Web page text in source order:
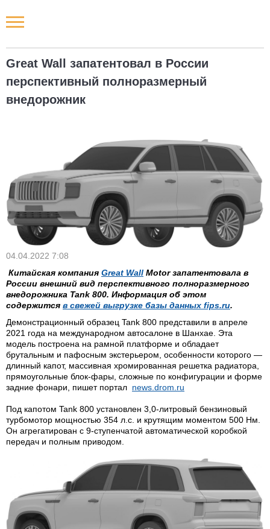
Great Wall запатентовал в России
перспективный полноразмерный
внедорожник
04.04.2022 7:08
Китайская компания Great Wall Motor запатентовала в
России внешний вид перспективного полноразмерного
внедорожника Tank 800. Информация об этом
содержится в свежей выгрузке базы данных fips.ru.
Демонстрационный образец Tank 800 представили в апреле
2021 года на международном автосалоне в Шанхае. Эта
модель построена на рамной платформе и обладает
брутальным и пафосным экстерьером, особенности которого —
длинный капот, массивная хромированная решетка радиатора,
прямоугольные блок-фары, сложные по конфигурации и форме
задние фонари, пишет портал news.drom.ru
Под капотом Tank 800 установлен 3,0-литровый бензиновый
турбомотор мощностью 354 л.с. и крутящим моментом 500 Нм.
Он агрегатирован с 9-ступенчатой автоматической коробкой
передач и полным приводом.
Новости РФ
Городские новости
Новости компаний